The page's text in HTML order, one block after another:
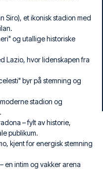
Siro), et ikonisk stadion med
og utallige historiske
Lazio, hvor lidenskapen fra
byr på stemning og
stadion og
– fylt av historie,
publikum.
kjent for energisk stemning
en intim og vakker arena